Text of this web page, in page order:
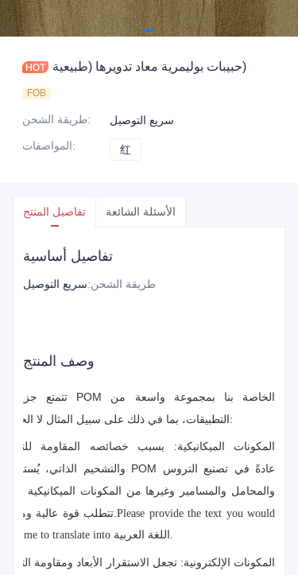
حبيبات بوليمرية معاد تدويرها (طبيعية)
FOB
طريقة الشحن:
سريع التوصيل
المواصفات: 红
تفاصيل المنتج الأسئلة الشائعة
تفاصيل أساسية
طريقة الشحن:سريع التوصيل
وصف المنتج
تتمتع جزيئات POM الخاصة بنا بمجموعة واسعة من
التطبيقات، بما في ذلك على سبيل المثال لا الحصر:
المكونات الميكانيكية: بسبب خصائصه المقاومة للتآكل
والتشحيم الذاتي، يُستخدم POM عادةً في تصنيع التروس
والمحامل والمسامير وغيرها من المكونات الميكانيكية التي
تتطلب قوة عالية ومتانة.Please provide the text you would
like me to translate into اللغة العربية.
المكونات الإلكترونية: تجعل الاستقرار الأبعاد ومقاومة التآكل